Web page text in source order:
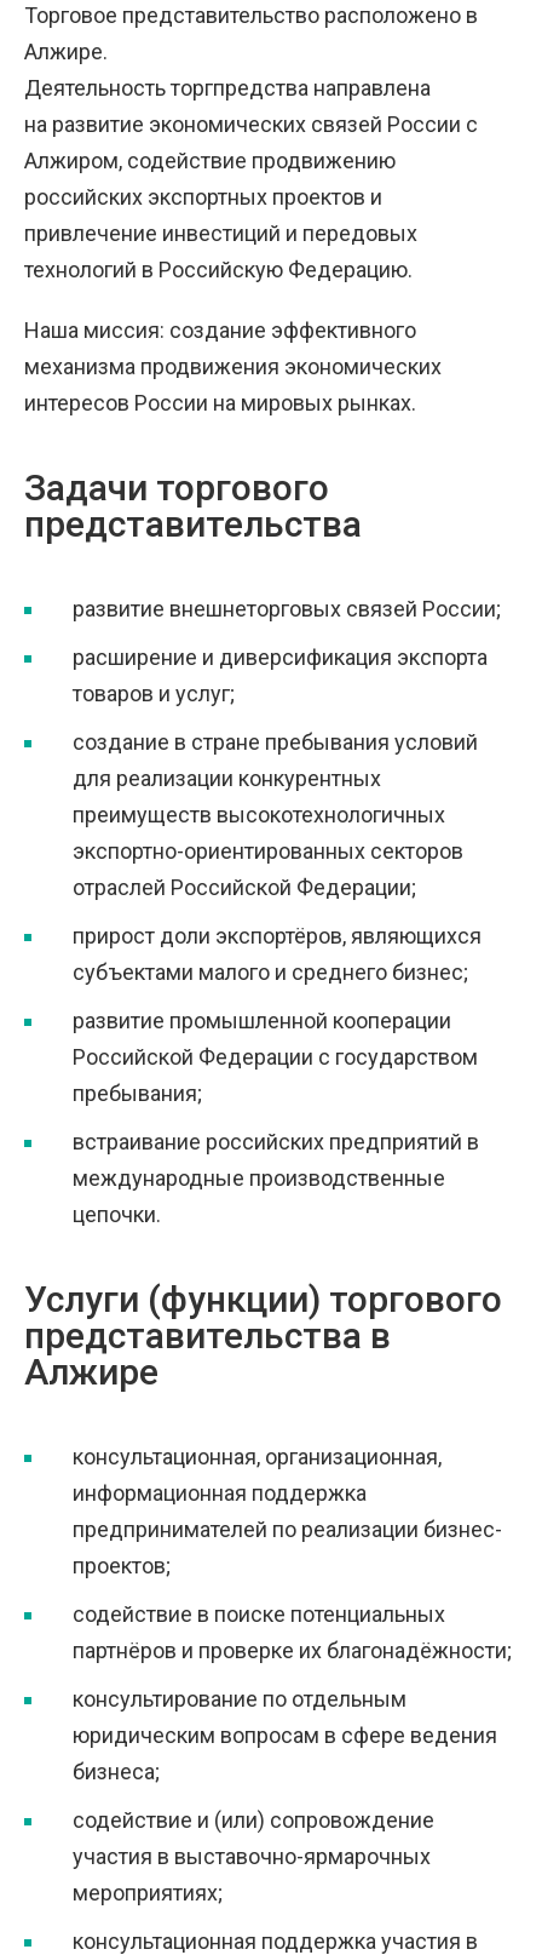
Торговое представительство расположено в
Алжире.
Деятельность торгпредства направлена
на развитие экономических связей России с
Алжиром, содействие продвижению
российских экспортных проектов и
привлечение инвестиций и передовых
технологий в Российскую Федерацию.
Наша миссия: создание эффективного
механизма продвижения экономических
интересов России на мировых рынках.
Задачи торгового
представительства
развитие внешнеторговых связей России;
расширение и диверсификация экспорта
товаров и услуг;
создание в стране пребывания условий
для реализации конкурентных
преимуществ высокотехнологичных
экспортно-ориентированных секторов
отраслей Российской Федерации;
прирост доли экспортёров, являющихся
субъектами малого и среднего бизнес;
развитие промышленной кооперации
Российской Федерации с государством
пребывания;
встраивание российских предприятий в
международные производственные
цепочки.
Услуги (функции) торгового
представительства в
Алжире
консультационная, организационная,
информационная поддержка
предпринимателей по реализации бизнес-
проектов;
содействие в поиске потенциальных
партнёров и проверке их благонадёжности;
консультирование по отдельным
юридическим вопросам в сфере ведения
бизнеса;
содействие и (или) сопровождение
участия в выставочно-ярмарочных
мероприятиях;
консультационная поддержка участия в